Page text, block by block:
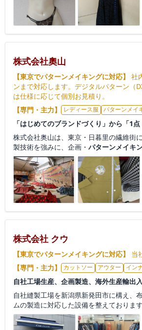
株式会社奧山
【東京でパターンメイキングに対応】
社
ンまで対応します。デジタルパターン（
は仕様に応じて個別お見積り。
【専門・主力】
レディース服 パターンメイ
「はじめてのブランドづくり」から「1
株式会社奥山は、東京・日暮里の繊維街
製技術を強みに、企画・ パターンメイキ
株式会社 クウ
【東京でパターンメイキングに対応】
当
【専門・主力】
カットソー アウター イン
自社工場生産、企画製造、海外生産輸出入
自社縫製工場を新潟県新発田市に構え
ムの製造に対応した設備を整えておりま